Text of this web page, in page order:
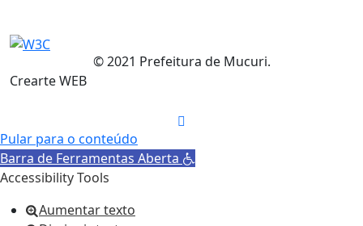
© 2021 Prefeitura de Mucuri.
Crearte WEB
Pular para o conteúdo
Barra de Ferramentas Aberta
Accessibility Tools
Aumentar texto